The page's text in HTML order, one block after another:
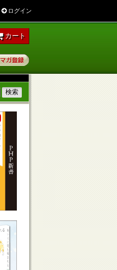
ログイン
カート